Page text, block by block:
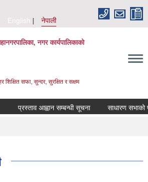
English
नेपाली
नगर कार्यपालिकाको
शिक्षित सफा, सुन्दर, सुरक्षित र सक्षम
प्रस्ताव आह्वान सम्बन्धी सूचना साधारण सभाको